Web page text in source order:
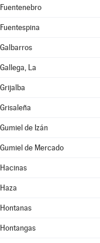
Fuentenebro
Fuentespina
Galbarros
Gallega, La
Grijalba
Grisaleña
Gumiel de Izán
Gumiel de Mercado
Hacinas
Haza
Hontanas
Hontangas